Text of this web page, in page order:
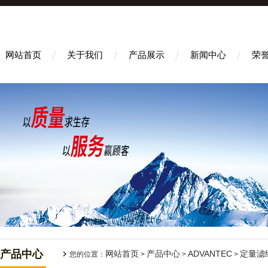
网站首页 关于我们 产品展示 新闻中心 荣
产品中心 您的位置： 网站首页 > 产品中心 > ADVANTEC > 定量滤